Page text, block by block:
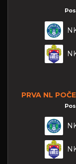
PRVA NL